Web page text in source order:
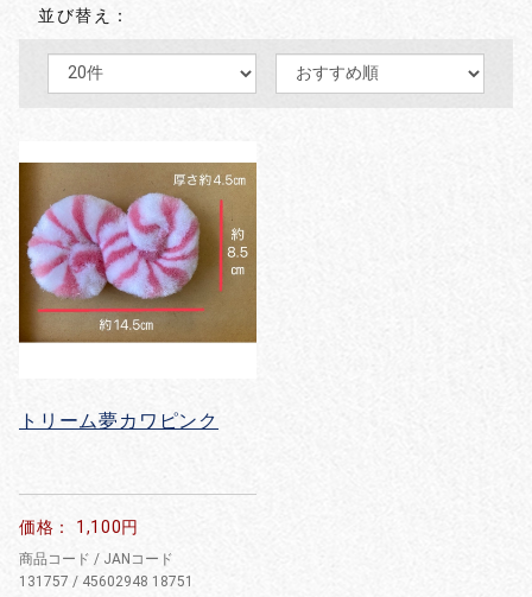
並び替え：
トリーム夢カワピンク
価格： 1,100円
商品コード / JANコード
131757 / 45602948 18751